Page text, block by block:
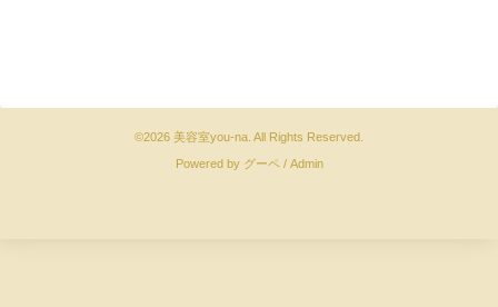
©2026 美容室you-na . All Rights Reserved.
Powered by グーペ/ Admin